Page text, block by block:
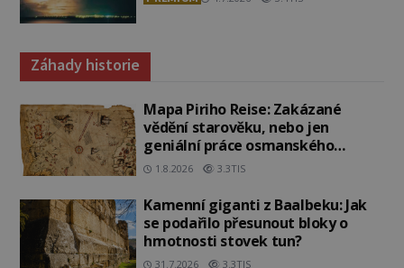
Záhady historie
Mapa Piriho Reise: Zakázané
vědění starověku, nebo jen
geniální práce osmanského
admirála?
1.8.2026 3.3TIS
Kamenní giganti z Baalbeku: Jak
se podařilo přesunout bloky o
hmotnosti stovek tun?
31.7.2026 3.3TIS